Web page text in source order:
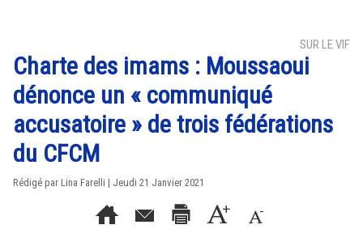
SUR LE VIF
Charte des imams : Moussaoui
dénonce un « communiqué
accusatoire » de trois fédérations
du CFCM
Rédigé par Lina Farelli | Jeudi 21 Janvier 2021